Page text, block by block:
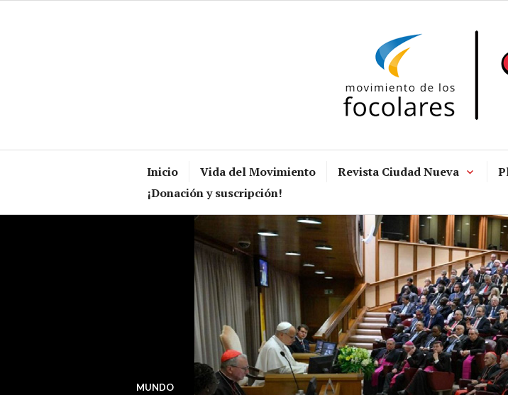
Inicio Vida del Movimiento Revista Ciudad Nueva
¡Donación y suscripción!
MUNDO